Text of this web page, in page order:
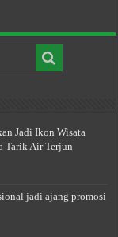
Jadi Ikon Wisata
Tarik Air Terjun
jadi ajang promosi